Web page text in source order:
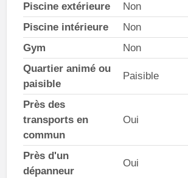
Piscine extérieure
Non
Piscine intérieure
Non
Gym
Non
Quartier animé ou
paisible
Paisible
Près des
transports en
commun
Oui
Près d'un
dépanneur
Oui